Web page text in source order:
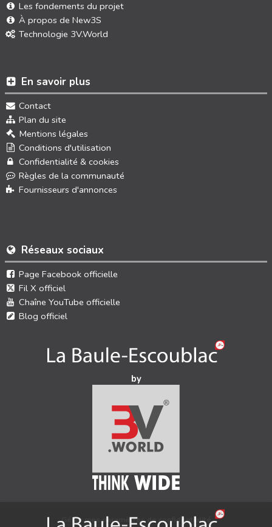
Réseaux sociaux
Page Facebook officielle
Fil X officiel
Chaîne YouTube officielle
Blog officiel
En savoir plus
Contact
Plan du site
Mentions légales
Conditions d'utilisation
Confidentialité & cookies
Règles de la communauté
Fournisseurs d'annonces
Les fondements du projet
À propos de New3S
Technologie 3V.World
by
Gérer mes paramètres de confidentialité